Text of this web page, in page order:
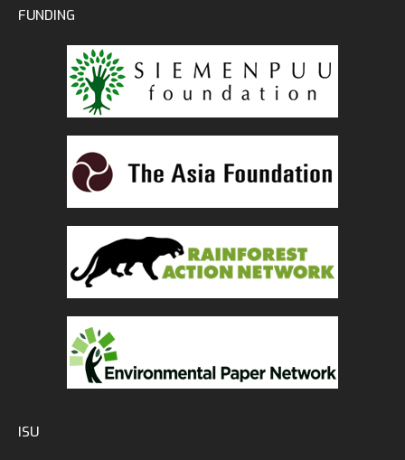
FUNDING
ISU